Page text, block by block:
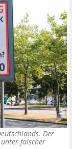
Der
falscher